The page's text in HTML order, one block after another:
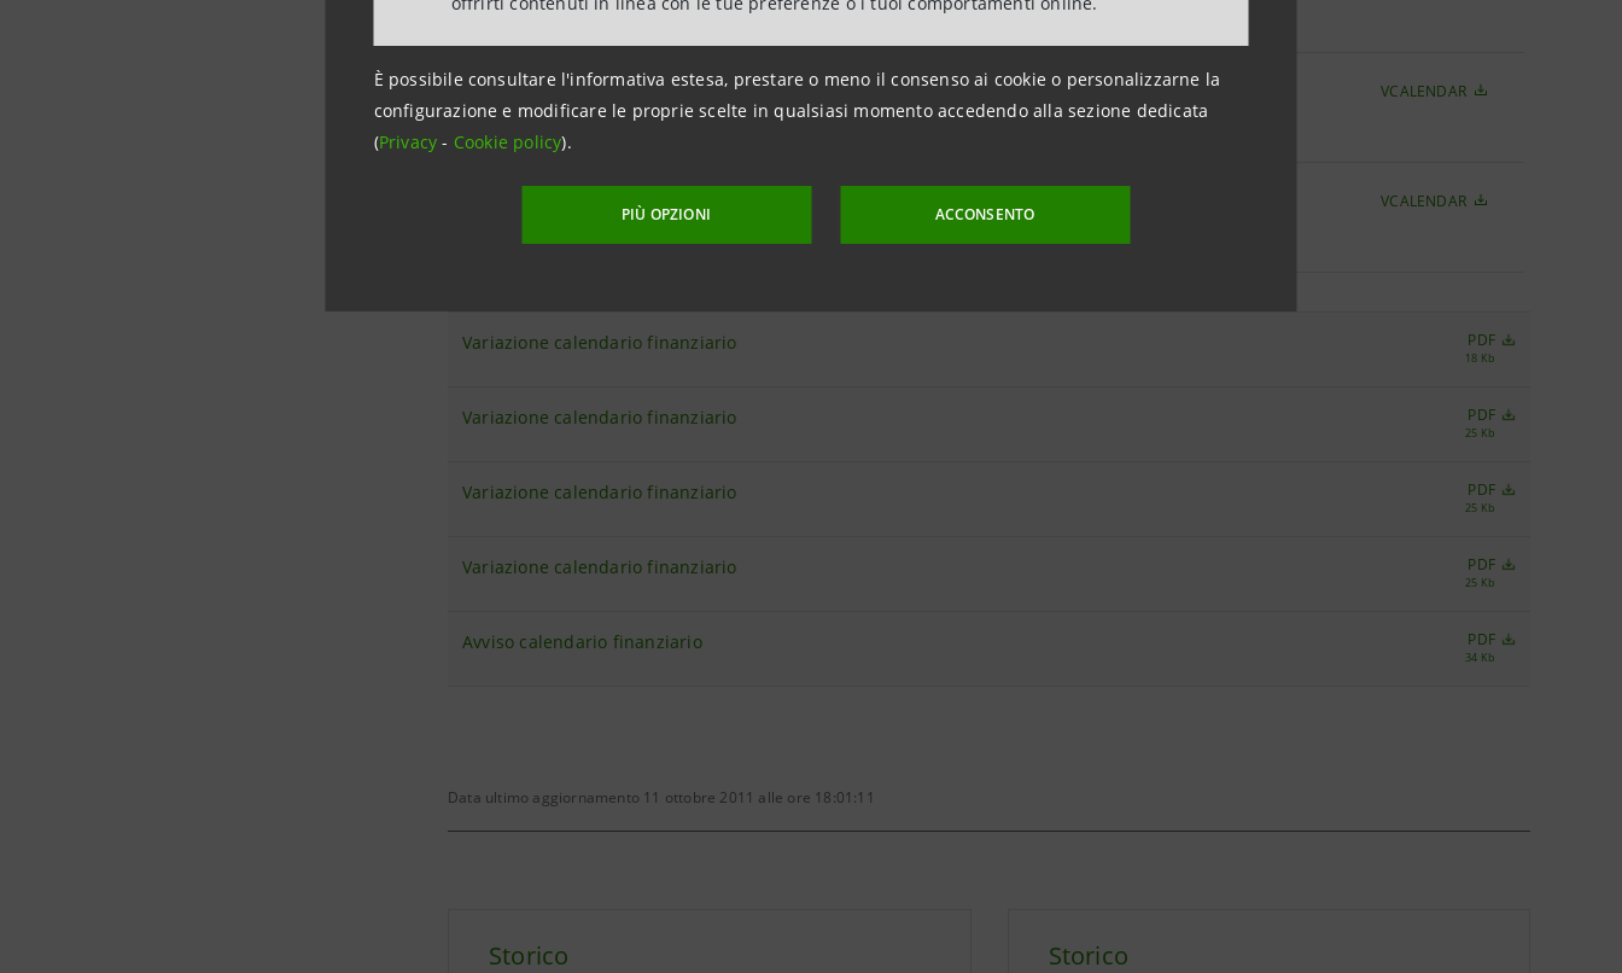
È possibile consultare l'informativa estesa, prestare o meno il consenso ai cookie o personalizzarne la
configurazione e modificare le proprie scelte in qualsiasi momento accedendo alla sezione dedicata
(Privacy- Cookie policy).
PIÙ OPZIONI ACCONSENTO
30/11/2011
Nomina del Rappresentante comune - prima convocazione
Giovedì
01/12/2011
Assemblea Speciale degli azionisti di risparmio
Nomina del Rappresentante comune - seconda convocazione
VCALENDAR
Assemblea Speciale degli azionisti di risparmio VCALENDAR
Variazione calendario finanziario PDF
18 Kb
Variazione calendario finanziario PDF
25 Kb
Variazione calendario finanziario PDF
25 Kb
Variazione calendario finanziario PDF
25 Kb
Avviso calendario finanziario PDF
34 Kb
Data ultimo aggiornamento 11 ottobre 2011 alle ore 18:01:11
Storico
Storico